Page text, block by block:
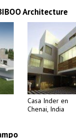
Architecture
Casa Inder en
Chenai, India